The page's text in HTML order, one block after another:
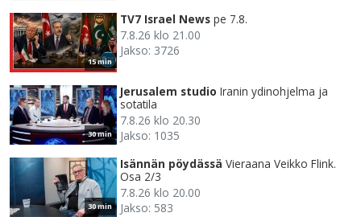
15 min
TV7 Israel News pe 7.8.
7.8.26 klo 21.00
Jakso: 3726
30 min
Jerusalem studio Iranin ydinohjelma ja
sotatila
7.8.26 klo 20.30
Jakso: 1035
30 min
Isännän pöydässä Vieraana Veikko Flink.
Osa 2/3
7.8.26 klo 20.00
Jakso: 583